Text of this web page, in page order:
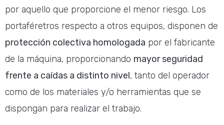
por aquello que proporcione el menor riesgo. Los
portaféretros respecto a otros equipos, disponen de
protección colectiva homologada por el fabricante
de la máquina, proporcionando mayor seguridad
frente a caídas a distinto nivel, tanto del operador
como de los materiales y/o herramientas que se
dispongan para realizar el trabajo.